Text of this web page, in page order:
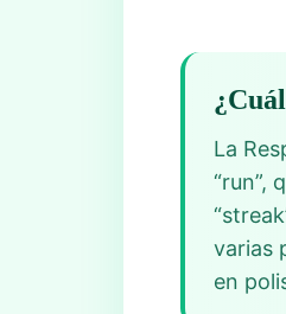
La
“run”,
varias
en